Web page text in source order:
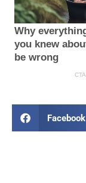
Facebook